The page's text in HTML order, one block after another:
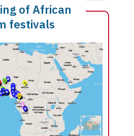
of African
festivals